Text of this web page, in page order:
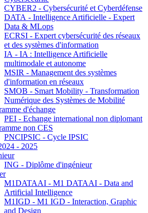
CYBER2 - Cybersécurité et Cyberdéfense
DATA - Intelligence Artificielle - Expert
Data & MLops
ECRSI - Expert cybersécurité des réseaux
et des systèmes d'information
IA - IA : Intelligence Artificielle
multimodale et autonome
MSIR - Management des systèmes
d'information en réseaux
SMOB - Smart Mobility - Transformation
Numérique des Systèmes de Mobilité
d'échange
PEI - Echange international non diplomant
non CES
PNCIPSIC - Cycle IPSIC
- 2025
ING - Diplôme d'ingénieur
M1DATAAI - M1 DATAAI - Data and
Artificial Intelligence
M1IGD - M1 IGD - Interaction, Graphic
and Design